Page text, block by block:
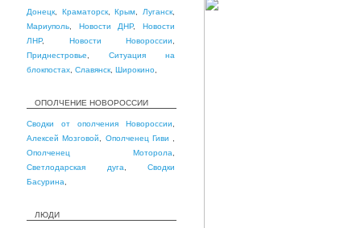
Донецк Краматорск,Крым Луганск
Мариуполь
Новости ДНР,Новости
ЛНР, Новости Новороссии
Приднестровье
Ситуация на
блокпостах Славянск Широкино
ОПОЛЧЕНИЕ НОВОРОССИИ
Сводки от ополчения Новороссии
Алексей Мозговой
Ополченец Гиви
Ополченец Моторола
Светлодарская дуга
Сводки
Басурина
ЛЮДИ